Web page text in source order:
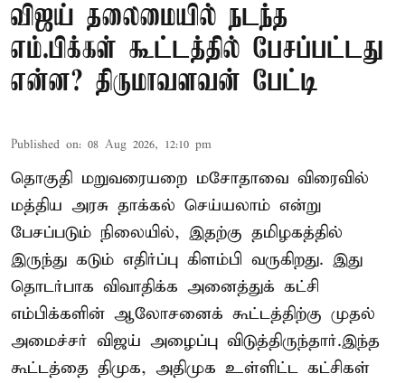
விஜய் தலைமையில் நடந்த
எம்.பிக்கள் கூட்டத்தில் பேசப்பட்டது
என்ன? திருமாவளவன் பேட்டி
Published on: 08 Aug 2026, 12:10 pm
தொகுதி மறுவரையறை மசோதாவை விரைவில்
மத்திய அரசு தாக்கல் செய்யலாம் என்று
பேசப்படும் நிலையில், இதற்கு தமிழகத்தில்
இருந்து கடும் எதிர்ப்பு கிளம்பி வருகிறது. இது
தொடர்பாக விவாதிக்க அனைத்துக் கட்சி
எம்பிக்களின் ஆலோசனைக் கூட்டத்திற்கு முதல்
அமைச்சர் விஜய் அழைப்பு விடுத்திருந்தார்.இந்த
கூட்டத்தை திமுக, அதிமுக உள்ளிட்ட கட்சிகள்